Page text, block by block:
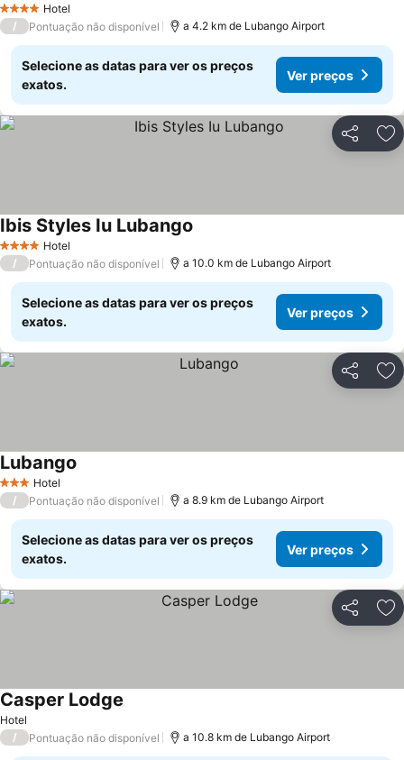
4 EstrelasHotel
/ Pontuação não disponível a 4.2 km de Lubango Airport
Selecione as datas para ver os preços
exatos.
Ver preços
Partilhar
4 EstrelasHotel
Ibis Styles Iu Lubango
/ Pontuação não disponível a 10.0 km de Lubango Airport
Selecione as datas para ver os preços
exatos.
Ver preços
Partilhar
3 EstrelasHotel
Lubango
/ Pontuação não disponível a 8.9 km de Lubango Airport
Selecione as datas para ver os preços
exatos.
Ver preços
Partilhar
Hotel
Casper Lodge
/ Pontuação não disponível a 10.8 km de Lubango Airport